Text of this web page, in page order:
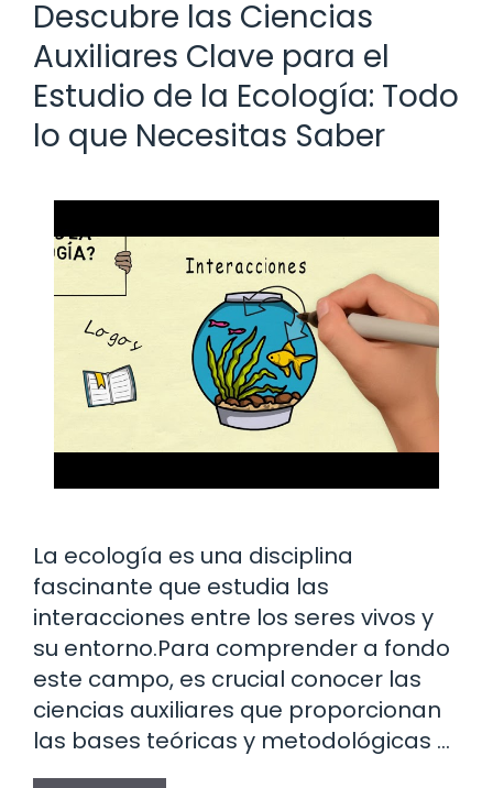
Descubre las Ciencias
Auxiliares Clave para el
Estudio de la Ecología: Todo
lo que Necesitas Saber
La ecología es una disciplina
fascinante que estudia las
interacciones entre los seres vivos y
su entorno.Para comprender a fondo
este campo, es crucial conocer las
ciencias auxiliares que proporcionan
las bases teóricas y metodológicas …